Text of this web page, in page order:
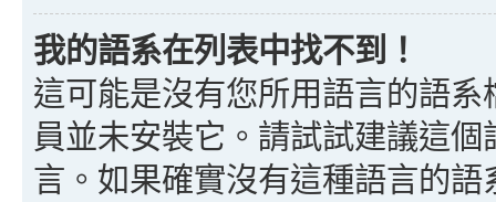
我的語系在列表中找不到！
這可能是沒有您所用語言的語
員並未安裝它。請試試建議這
言。如果確實沒有這種語言的